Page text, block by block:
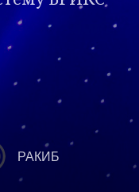
PLUSworld